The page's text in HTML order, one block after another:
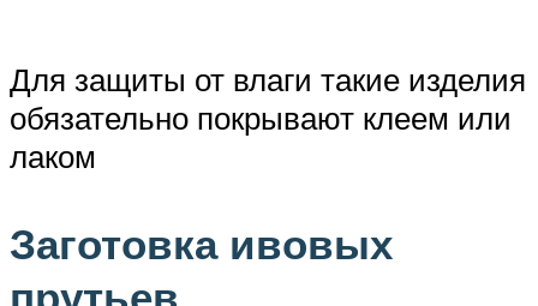
Для защиты от влаги такие изделия
обязательно покрывают клеем или
лаком
Заготовка ивовых